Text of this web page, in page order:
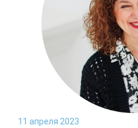
11 апреля 2023